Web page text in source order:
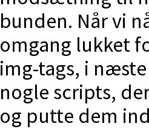
bunden. Når vi
omgang lukket
img-tags, i
nogle scripts,
og putte dem